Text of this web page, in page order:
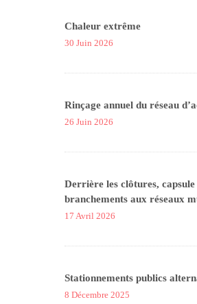
Chaleur extrême
30 Juin 2026
Rinçage annuel du réseau
26 Juin 2026
Derrière les clôtures,
branchements aux réseaux
17 Avril 2026
Stationnements publics
8 Décembre 2025